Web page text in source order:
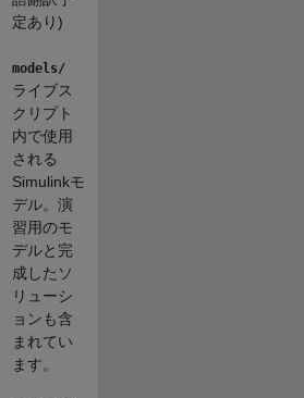
定あり)
models/
ライブス
クリプト
内で使用
される
Simulinkモ
デル。演
習用のモ
デルと完
成したソ
リューシ
ョンも含
まれてい
ます。